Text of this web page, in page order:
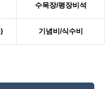
수목장/평장비석
기념비/식수비